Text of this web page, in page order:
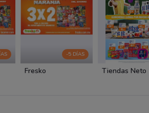
-5 DÍAS
Fresko Tiendas Neto